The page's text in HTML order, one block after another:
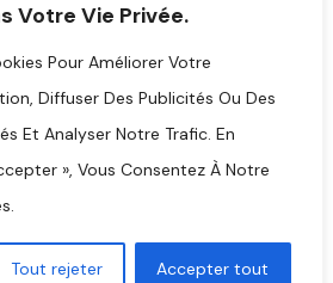
Votre Vie Privée.
Pour Améliorer Votre
Diffuser Des Publicités Ou Des
Et Analyser Notre Trafic. En
», Vous Consentez À Notre
Tout rejeter Accepter tout